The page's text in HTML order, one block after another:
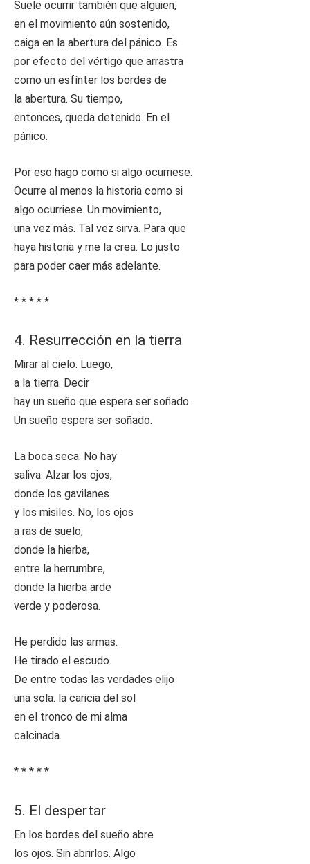
Suele ocurrir también que alguien,
en el movimiento aún sostenido,
caiga en la abertura del pánico. Es
por efecto del vértigo que arrastra
como un esfínter los bordes de
la abertura. Su tiempo,
entonces, queda detenido. En el
pánico.
Por eso hago como si algo ocurriese.
Ocurre al menos la historia como si
algo ocurriese. Un movimiento,
una vez más. Tal vez sirva. Para que
haya historia y me la crea. Lo justo
para poder caer más adelante.
* * * * *
4. Resurrección en la tierra
Mirar al cielo. Luego,
a la tierra. Decir
hay un sueño que espera ser soñado.
Un sueño espera ser soñado.
La boca seca. No hay
saliva. Alzar los ojos,
donde los gavilanes
y los misiles. No, los ojos
a ras de suelo,
donde la hierba,
entre la herrumbre,
donde la hierba arde
verde y poderosa.
He perdido las armas.
He tirado el escudo.
De entre todas las verdades elijo
una sola: la caricia del sol
en el tronco de mi alma
calcinada.
* * * * *
5. El despertar
En los bordes del sueño abre
los ojos. Sin abrirlos. Algo